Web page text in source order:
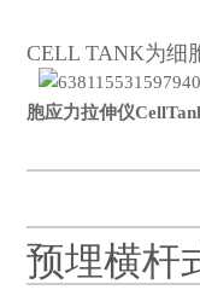
CELL TANK为细
胞应力拉伸仪
预埋横杆